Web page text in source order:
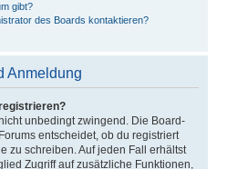
gibt?
des Boards kontaktieren?
Anmeldung
unbedingt zwingend. Die Board-
entscheidet, ob du registriert
zu schreiben. Auf jeden Fall erhältst
Zugriff auf zusätzliche Funktionen,